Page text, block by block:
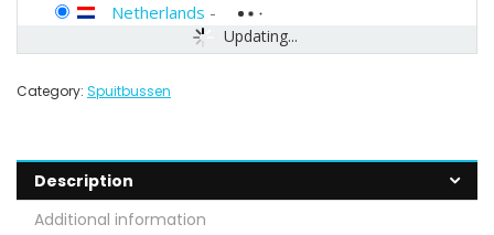
Updating...
Netherlands -
Category: Spuitbussen
Description
Additional information